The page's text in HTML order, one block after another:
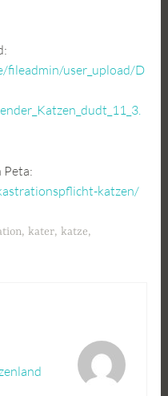
fileadmin/user_upload/D
katzen/
,kater,katze,